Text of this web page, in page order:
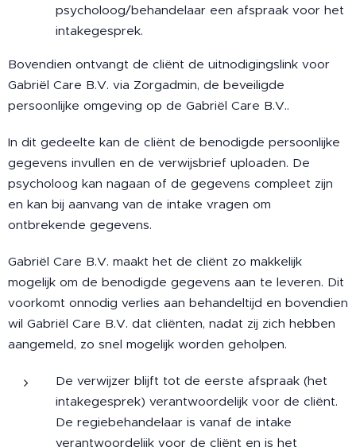
psycholoog/behandelaar een afspraak voor het
intakegesprek.
Bovendien ontvangt de cliënt de uitnodigingslink voor
Gabriël Care B.V. via Zorgadmin, de beveiligde
persoonlijke omgeving op de Gabriël Care B.V..
In dit gedeelte kan de cliënt de benodigde persoonlijke
gegevens invullen en de verwijsbrief uploaden. De
psycholoog kan nagaan of de gegevens compleet zijn
en kan bij aanvang van de intake vragen om
ontbrekende gegevens.
Gabriël Care B.V. maakt het de cliënt zo makkelijk
mogelijk om de benodigde gegevens aan te leveren. Dit
voorkomt onnodig verlies aan behandeltijd en bovendien
wil Gabriël Care B.V. dat cliënten, nadat zij zich hebben
aangemeld, zo snel mogelijk worden geholpen.
De verwijzer blijft tot de eerste afspraak (het
intakegesprek) verantwoordelijk voor de cliënt.
De regiebehandelaar is vanaf de intake
verantwoordelijk voor de cliënt en is het